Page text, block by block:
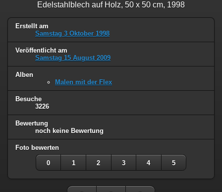
Edelstahlblech auf Holz, 50 x 50 cm, 1998
Erstellt am
Samstag 3 Oktober 1998
Veröffentlicht am
Samstag 15 August 2009
Alben
Malen mit der Flex
Besuche
3226
Bewertung
noch keine Bewertung
Foto bewerten
0 1 2 3 4 5